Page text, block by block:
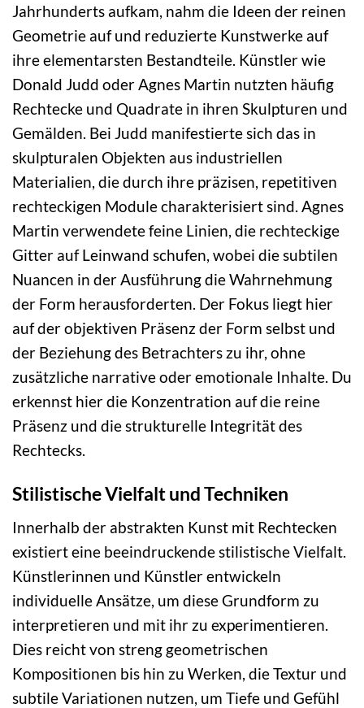
Jahrhunderts aufkam, nahm die Ideen der reinen
Geometrie auf und reduzierte Kunstwerke auf
ihre elementarsten Bestandteile. Künstler wie
Donald Judd oder Agnes Martin nutzten häufig
Rechtecke und Quadrate in ihren Skulpturen und
Gemälden. Bei Judd manifestierte sich das in
skulpturalen Objekten aus industriellen
Materialien, die durch ihre präzisen, repetitiven
rechteckigen Module charakterisiert sind. Agnes
Martin verwendete feine Linien, die rechteckige
Gitter auf Leinwand schufen, wobei die subtilen
Nuancen in der Ausführung die Wahrnehmung
der Form herausforderten. Der Fokus liegt hier
auf der objektiven Präsenz der Form selbst und
der Beziehung des Betrachters zu ihr, ohne
zusätzliche narrative oder emotionale Inhalte. Du
erkennst hier die Konzentration auf die reine
Präsenz und die strukturelle Integrität des
Rechtecks.
Stilistische Vielfalt und Techniken
Innerhalb der abstrakten Kunst mit Rechtecken
existiert eine beeindruckende stilistische Vielfalt.
Künstlerinnen und Künstler entwickeln
individuelle Ansätze, um diese Grundform zu
interpretieren und mit ihr zu experimentieren.
Dies reicht von streng geometrischen
Kompositionen bis hin zu Werken, die Textur und
subtile Variationen nutzen, um Tiefe und Gefühl